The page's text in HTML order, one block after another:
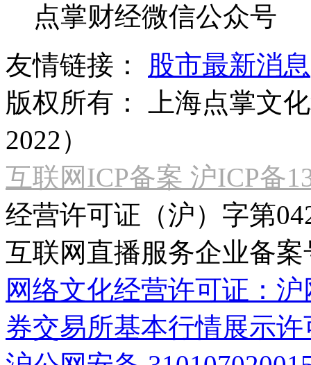
点掌财经微信公众号
友情链接：
股市最新消息
版权所有：
上海点掌文
2022）
互联网ICP备案 沪ICP备
经营许可证（沪）字第
互联网直播服务企业备案
网络文化经营许可证：
券交易所基本行情展示许